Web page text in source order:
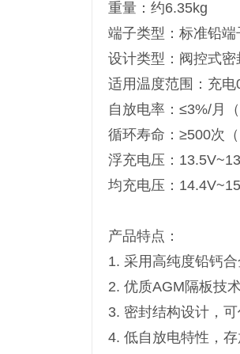
重量：约6.35kg
端子类型：标准铅端
设计类型：阀控式
适用温度范围：充
自放电率：≤3%/月
循环寿命：≥500次
浮充电压：
均充电压：
产品特点：
1. 采用高纯度铅钙
2. 优质AGM隔板技
3. 密封结构设计，
4. 低自放电特性，